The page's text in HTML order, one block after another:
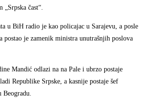
„Srpska čast“.
u BiH radio je kao policajac u Sarajevu, a posle
postao je zamenik ministra unutrašnjih poslova
Mandić odlazi na na Pale i ubrzo postaje
Republike Srpske, a kasnije postaje šef
Beogradu.